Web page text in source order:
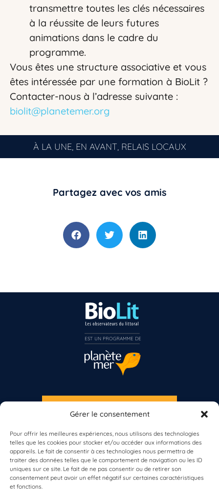
Gérer le consentement
Pour offrir les meilleures expériences, nous utilisons des technologies
telles que les cookies pour stocker et/ou accéder aux informations des
appareils. Le fait de consentir à ces technologies nous permettra de
traiter des données telles que le comportement de navigation ou les ID
uniques sur ce site. Le fait de ne pas consentir ou de retirer son
consentement peut avoir un effet négatif sur certaines caractéristiques
et fonctions.
transmettre toutes les clés nécessaires
à la réussite de leurs futures
animations dans le cadre du
programme.
Vous êtes une structure associative et vous
êtes intéressée par une formation à BioLit ?
Contacter-nous à l’adresse suivante :
biolit@planetemer.org
À LA UNE, EN AVANT, RELAIS LOCAUX
Partagez avec vos amis
S'INSCRIRE À LA NEWSLETTER